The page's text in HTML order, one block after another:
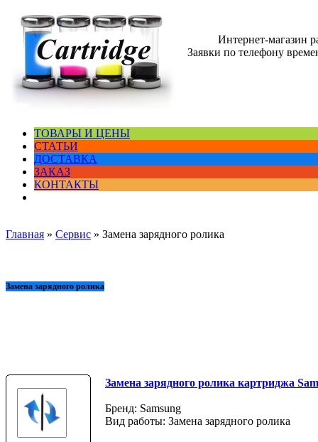
Интернет-магазин
Заявки по телефону
ТОВАРЫ И ЦЕНЫ
СТАТЬИ
ДОСТАВКА
ЗАКАЗ
КОНТАКТЫ
Главная » Сервис » Замена зарядного ролика
Замена зарядного ролика
Замена зарядного ролика картриджа
Бренд: Samsung
Вид работы: Замена зарядного ролика